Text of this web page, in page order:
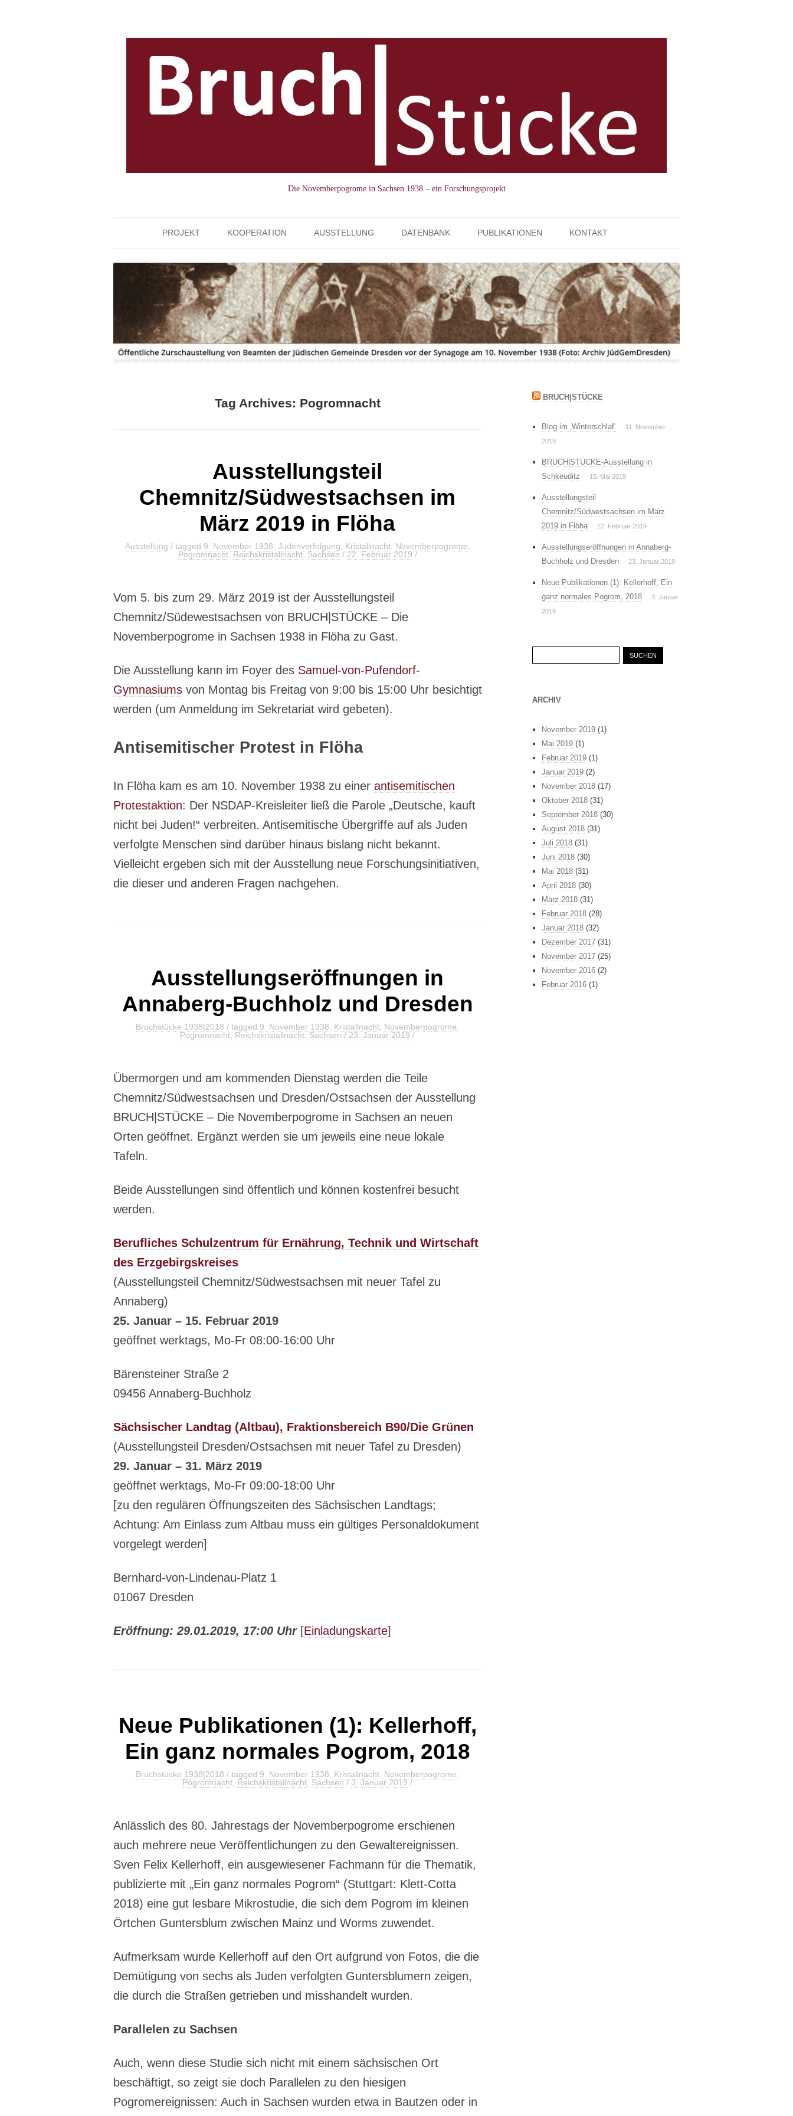
Die Novemberpogrome in Sachsen 1938 – ein Forschungsprojekt
PROJEKT
IHRE GESCHICHTE|N
PRESSEBERICHTE
SPENDE
FLYER
KOOPERATION AUSSTELLUNG
FLYER ZUR AUSSTELLUNG
DATENBANK PUBLIKATIONEN KONTAKT
DATENSCHUTZERKLÄRUNG
Tag Archives: Pogromnacht
Ausstellungsteil
Chemnitz/Südwestsachsen im
März 2019 in Flöha
Ausstellung / tagged 9. November 1938 Judenverfolgung Kristallnacht, Novemberpogrome
Pogromnacht,Reichskristallnacht,Sachsen/22. Februar 2019/
Vom 5. bis zum 29. März 2019 ist der Ausstellungsteil
Chemnitz/Südewestsachsen von BRUCH|STÜCKE – Die
Novemberpogrome in Sachsen 1938 in Flöha zu Gast.
Die Ausstellung kann im Foyer des Samuel-von-Pufendorf-
Gymnasiums von Montag bis Freitag von 9:00 bis 15:00 Uhr besichtigt
werden (um Anmeldung im Sekretariat wird gebeten).
Antisemitischer Protest in Flöha
In Flöha kam es am 10. November 1938 zu einer antisemitischen
Protestaktion: Der NSDAP-Kreisleiter ließ die Parole „Deutsche, kauft
nicht bei Juden!“ verbreiten. Antisemitische Übergriffe auf als Juden
verfolgte Menschen sind darüber hinaus bislang nicht bekannt.
Vielleicht ergeben sich mit der Ausstellung neue Forschungsinitiativen,
die dieser und anderen Fragen nachgehen.
Ausstellungseröffnungen in
Annaberg-Buchholz und Dresden
Bruchstücke 1938|2018 / tagged 9. November 1938 Kristallnacht Novemberpogrome
Pogromnacht Reichskristallnacht,Sachsen/23. Januar 2019/
Übermorgen und am kommenden Dienstag werden die Teile
Chemnitz/Südwestsachsen und Dresden/Ostsachsen der Ausstellung
BRUCH|STÜCKE – Die Novemberpogrome in Sachsen an neuen
Orten geöffnet. Ergänzt werden sie um jeweils eine neue lokale
Tafeln.
Beide Ausstellungen sind öffentlich und können kostenfrei besucht
werden.
Berufliches Schulzentrum für Ernährung, Technik und Wirtschaft
des Erzgebirgskreises
(Ausstellungsteil Chemnitz/Südwestsachsen mit neuer Tafel zu
Annaberg)
25. Januar – 15. Februar 2019
geöffnet werktags, Mo-Fr 08:00-16:00 Uhr
Bärensteiner Straße 2
09456 Annaberg-Buchholz
Sächsischer Landtag (Altbau), Fraktionsbereich B90/Die Grünen
(Ausstellungsteil Dresden/Ostsachsen mit neuer Tafel zu Dresden)
29. Januar – 31. März 2019
geöffnet werktags, Mo-Fr 09:00-18:00 Uhr
[zu den regulären Öffnungszeiten des Sächsischen Landtags;
Achtung: Am Einlass zum Altbau muss ein gültiges Personaldokument
vorgelegt werden]
Bernhard-von-Lindenau-Platz 1
01067 Dresden
Eröffnung: 29.01.2019, 17:00 Uhr [Einladungskarte]
Neue Publikationen (1): Kellerhoff,
Ein ganz normales Pogrom, 2018
Bruchstücke 1938|2018 / tagged 9. November 1938 Kristallnacht Novemberpogrome
Pogromnacht Reichskristallnacht,Sachsen/3. Januar 2019/
Anlässlich des 80. Jahrestags der Novemberpogrome erschienen
auch mehrere neue Veröffentlichungen zu den Gewaltereignissen.
Sven Felix Kellerhoff, ein ausgewiesener Fachmann für die Thematik,
publizierte mit „Ein ganz normales Pogrom“ (Stuttgart: Klett-Cotta
2018) eine gut lesbare Mikrostudie, die sich dem Pogrom im kleinen
Örtchen Guntersblum zwischen Mainz und Worms zuwendet.
Aufmerksam wurde Kellerhoff auf den Ort aufgrund von Fotos, die die
Demütigung von sechs als Juden verfolgten Guntersblumern zeigen,
die durch die Straßen getrieben und misshandelt wurden.
Parallelen zu Sachsen
Auch, wenn diese Studie sich nicht mit einem sächsischen Ort
beschäftigt, so zeigt sie doch Parallelen zu den hiesigen
Pogromereignissen: Auch in Sachsen wurden etwa in Bautzen oder in
BRUCH|STÜCKE
Blog im ‚Winterschlaf‘
11. November
2019
BRUCH|STÜCKE-Ausstellung in
Schkeuditz
15. Mai 2019
Ausstellungsteil
Chemnitz/Südwestsachsen im März
2019 in Flöha
22. Februar 2019
Ausstellungseröffnungen in Annaberg-
Buchholz und Dresden
23. Januar 2019
Neue Publikationen (1): Kellerhoff, Ein
ganz normales Pogrom, 2018
3. Januar
2019
ARCHIV
November 2019 (1)
Mai 2019 (1)
Februar 2019 (1)
Januar 2019 (2)
November 2018 (17)
Oktober 2018 (31)
September 2018 (30)
August 2018 (31)
Juli 2018 (31)
Juni 2018 (30)
Mai 2018 (31)
April 2018 (30)
März 2018 (31)
Februar 2018 (28)
Januar 2018 (32)
Dezember 2017 (31)
November 2017 (25)
November 2016 (2)
Februar 2016 (1)